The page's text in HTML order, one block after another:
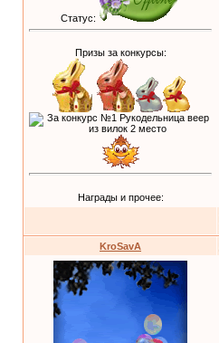
Статус:
Призы за конкурсы:
Награды и прочее:
KroSavA